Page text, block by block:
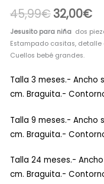
45,99€32,00€
Jesusito para niña dos
Estampado casitas,
Cuellos bebé grandes.
Talla 3 meses.- Ancho
cm. Braguita.-
Talla 9 meses.- Ancho
cm. Braguita.-
Talla 24 meses.-
cm. Braguita.-